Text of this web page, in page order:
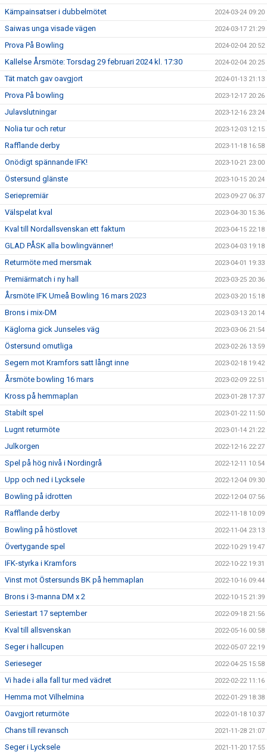
Kämpainsatser i dubbelmötet 2024-03-24 09:20
Saiwas unga visade vägen 2024-03-17 21:29
Prova På Bowling 2024-02-04 20:52
Kallelse Årsmöte: Torsdag 29 februari 2024 kl. 17:30 2024-02-04 20:25
Tät match gav oavgjort 2024-01-13 21:13
Prova På bowling 2023-12-17 20:26
Julavslutningar 2023-12-16 23:24
Nolia tur och retur 2023-12-03 12:15
Rafflande derby 2023-11-18 16:58
Onödigt spännande IFK! 2023-10-21 23:00
Östersund glänste 2023-10-15 20:24
Seriepremiär 2023-09-27 06:37
Välspelat kval 2023-04-30 15:36
Kval till Nordallsvenskan ett faktum 2023-04-15 22:18
GLAD PÅSK alla bowlingvänner! 2023-04-03 19:18
Returmöte med mersmak 2023-04-01 19:33
Premiärmatch i ny hall 2023-03-25 20:36
Årsmöte IFK Umeå Bowling 16 mars 2023 2023-03-20 15:18
Brons i mix-DM 2023-03-13 20:14
Käglorna gick Junseles väg 2023-03-06 21:54
Östersund omutliga 2023-02-26 13:59
Segern mot Kramfors satt långt inne 2023-02-18 19:42
Årsmöte bowling 16 mars 2023-02-09 22:51
Kross på hemmaplan 2023-01-28 17:37
Stabilt spel 2023-01-22 11:50
Lugnt returmöte 2023-01-14 21:22
Julkorgen 2022-12-16 22:27
Spel på hög nivå i Nordingrå 2022-12-11 10:54
Upp och ned i Lycksele 2022-12-04 09:30
Bowling på idrotten 2022-12-04 07:56
Rafflande derby 2022-11-18 10:09
Bowling på höstlovet 2022-11-04 23:13
Övertygande spel 2022-10-29 19:47
IFK-styrka i Kramfors 2022-10-22 19:31
Vinst mot Östersunds BK på hemmaplan 2022-10-16 09:44
Brons i 3-manna DM x 2 2022-10-15 21:39
Seriestart 17 september 2022-09-18 21:56
Kval till allsvenskan 2022-05-16 00:58
Seger i hallcupen 2022-05-07 22:19
Serieseger 2022-04-25 15:58
Vi hade i alla fall tur med vädret 2022-02-22 11:16
Hemma mot Vilhelmina 2022-01-29 18:38
Oavgjort returmöte 2022-01-18 10:37
Chans till revansch 2021-11-28 21:07
Seger i Lycksele 2021-11-20 17:55